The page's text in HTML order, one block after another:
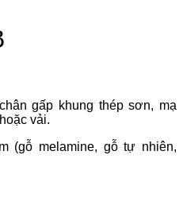
gấp khung thép sơn, mạ
vải.
(gỗ melamine, gỗ tự nhiên,